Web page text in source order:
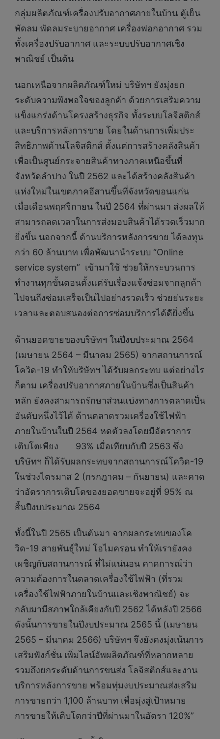
กลุ่มผลิตภัณฑ์เครื่องปรับอากาศภายในบ้าน ตู้เย็น
พัดลม พัดลมระบายอากาศ เครื่องฟอกอากาศ รวม
ทั้งเครื่องปรับอากาศ และระบบปรับอากาศเชิง
พาณิชย์ เป็นต้น
นอกเหนือจากผลิตภัณฑ์ใหม่ บริษัทฯ ยังมุ่งยก
ระดับความพึงพอใจของลูกค้า ด้วยการเสริมความ
แข็งแกร่งด้านโครงสร้างธุรกิจ ทั้งระบบโลจิสติกส์
และบริการหลังการขาย โดยในด้านการเพิ่มประ
สิทธิภาพด้านโลจิสติกส์ ตั้งแต่การสร้างคลังสินค้า
เพื่อเป็นศูนย์กระจายสินค้าทางภาคเหนือขึ้นที่
จังหวัดลำปาง ในปี 2562 และได้สร้างคลังสินค้า
แห่งใหม่ในเขตภาคอีสานขึ้นที่จังหวัดขอนแก่น
เมื่อเดือนพฤศจิกายน ในปี 2564 ที่ผ่านมา ส่งผลให้
สามารถลดเวลาในการส่งมอบสินค้าได้รวดเร็วมาก
ยิ่งขึ้น นอกจากนี้ ด้านบริการหลังการขาย ได้ลงทุน
กว่า 60 ล้านบาท เพื่อพัฒนานำระบบ “Online
service system” เข้ามาใช้ ช่วยให้กระบวนการ
ทำงานทุกขั้นตอนตั้งแต่รับเรื่องแจ้งซ่อมจากลูกค้า
ไปจนถึงซ่อมเสร็จเป็นไปอย่างรวดเร็ว ช่วยย่นระยะ
เวลาและตอบสนองต่อการซ่อมบริการได้ดียิ่งขึ้น
ด้านยอดขายของบริษัทฯ ในปีงบประมาณ 2564
(เมษายน 2564 – มีนาคม 2565) จากสถานการณ์
โควิด-19 ทำให้บริษัทฯ ได้รับผลกระทบ แต่อย่างไร
ก็ตาม เครื่องปรับอากาศภายในบ้านซึ่งเป็นสินค้า
หลัก ยังคงสามารถรักษาส่วนแบ่งทางการตลาดเป็น
อันดับหนึ่งไว้ได้ ด้านตลาดรวมเครื่องใช้ไฟฟ้า
ภายในบ้านในปี 2564 หดตัวลงโดยมีอัตราการ
เติบโตเพียง 93% เมื่อเทียบกับปี 2563 ซึ่ง
บริษัทฯ ก็ได้รับผลกระทบจากสถานการณ์โควิด-19
ในช่วงไตรมาส 2 (กรกฎาคม – กันยายน) และคาด
ว่าอัตราการเติบโตของยอดขายจะอยู่ที่ 95% ณ
สิ้นปีงบประมาณ 2564
ทั้งนี้ในปี 2565 เป็นต้นมา จากผลกระทบของโค
วิด-19 สายพันธุ์ใหม่ โอไมครอน ทำให้เรายังคง
เผชิญกับสถานการณ์ ที่ไม่แน่นอน คาดการณ์ว่า
ความต้องการในตลาดเครื่องใช้ไฟฟ้า (ที่รวม
เครื่องใช้ไฟฟ้าภายในบ้านและเชิงพาณิชย์) จะ
กลับมามีสภาพใกล้เคียงกับปี 2562 ได้หลังปี 2566
ดังนั้นการขายในปีงบประมาณ 2565 นี้ (เมษายน
2565 – มีนาคม 2566) บริษัทฯ จึงยังคงมุ่งเน้นการ
เสริมฟังก์ชั่น เพิ่มไลน์อัพผลิตภัณฑ์ที่หลากหลาย
รวมถึงยกระดับด้านการขนส่ง โลจิสติกส์และงาน
บริการหลังการขาย พร้อมทุ่มงบประมาณส่งเสริม
การขายกว่า 1,100 ล้านบาท เพื่อมุ่งสู่เป้าหมาย
การขายให้เติบโตกว่าปีที่ผ่านมาในอัตรา 120%”